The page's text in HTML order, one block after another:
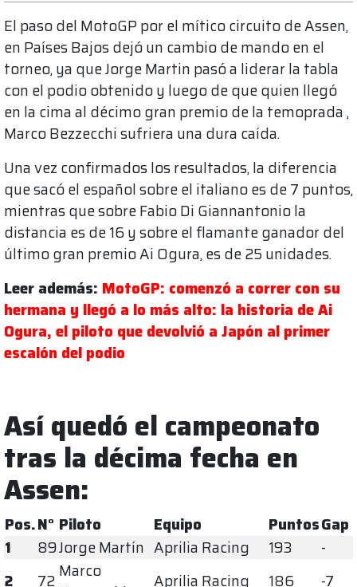
El paso del MotoGP por el mítico circuito de Assen,
en Países Bajos dejó un cambio de mando en el
torneo, ya que Jorge Martin pasó a liderar la tabla
con el podio obtenido y luego de que quien llegó
en la cima al décimo gran premio de la temoprada ,
Marco Bezzecchi sufriera una dura caída.
Una vez confirmados los resultados, la diferencia
que sacó el español sobre el italiano es de 7 puntos,
mientras que sobre Fabio Di Giannantonio la
distancia es de 16 y sobre el flamante ganador del
último gran premio Ai Ogura, es de 25 unidades.
Leer además: MotoGP: comenzó a correr con su
hermana y llegó a lo más alto: la historia de Ai
Ogura, el piloto que devolvió a Japón al primer
escalón del podio
Así quedó el campeonato
tras la décima fecha en
Assen:
Pos.N° Piloto Equipo PuntosGap
1
89Jorge Martín Aprilia Racing 193
-
2
72 Marco
Aprilia Racing 186 -7